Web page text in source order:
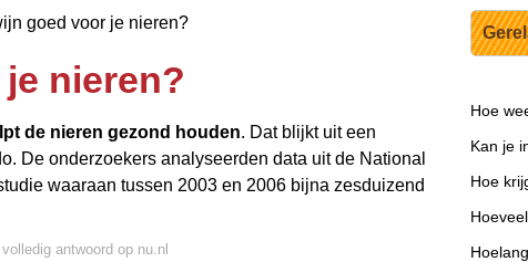
goed voor je nieren?
nieren?
de nieren gezond houden. Dat blijkt uit een
De onderzoekers analyseerden data uit de National
waaraan tussen 2003 en 2006 bijna zesduizend
antwoord op nu.nl
Hoe
Kan je
Hoe